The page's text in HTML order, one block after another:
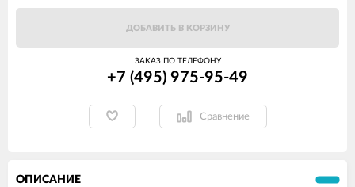
ДОБАВИТЬ В КОРЗИНУ
ЗАКАЗ ПО ТЕЛЕФОНУ
+7 (495) 975-95-49
Сравнение
ОПИСАНИЕ